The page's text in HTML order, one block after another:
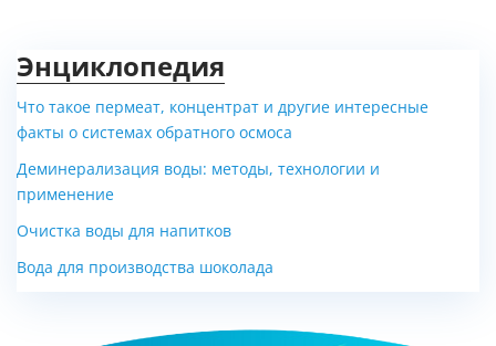
Энциклопедия
Что такое пермеат, концентрат и другие интересные
факты о системах обратного осмоса
Деминерализация воды: методы, технологии и
применение
Очистка воды для напитков
Вода для производства шоколада